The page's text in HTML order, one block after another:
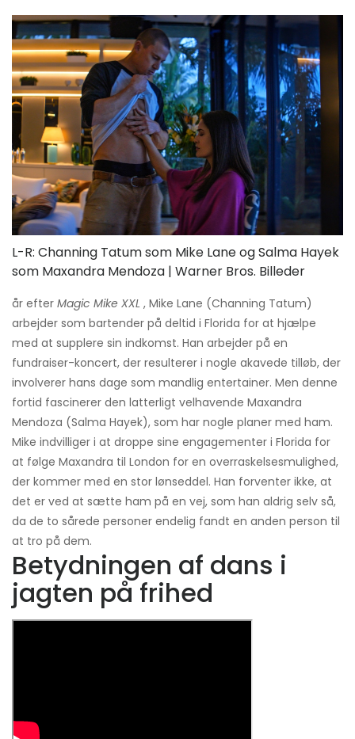
L-R: Channing Tatum som Mike Lane og Salma Hayek
som Maxandra Mendoza | Warner Bros. Billeder
år efter Magic Mike XXL , Mike Lane (Channing Tatum)
arbejder som bartender på deltid i Florida for at hjælpe
med at supplere sin indkomst. Han arbejder på en
fundraiser-koncert, der resulterer i nogle akavede tilløb, der
involverer hans dage som mandlig entertainer. Men denne
fortid fascinerer den latterligt velhavende Maxandra
Mendoza (Salma Hayek), som har nogle planer med ham.
Mike indvilliger i at droppe sine engagementer i Florida for
at følge Maxandra til London for en overraskelsesmulighed,
der kommer med en stor lønseddel. Han forventer ikke, at
det er ved at sætte ham på en vej, som han aldrig selv så,
da de to sårede personer endelig fandt en anden person til
at tro på dem.
Betydningen af ​​dans i
jagten på frihed